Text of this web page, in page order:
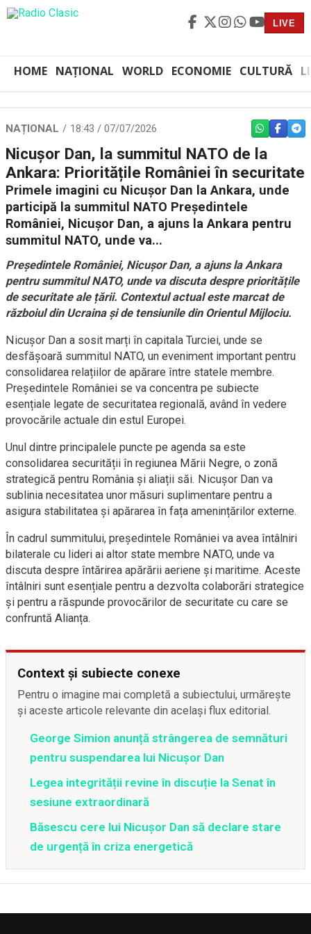
LIVE
HOME NAȚIONAL WORLD ECONOMIE CULTURĂ
NAȚIONAL 18:43 / 07/07/2026 WHATSAPP
Nicușor Dan, la summitul NATO de la
Ankara: Prioritățile României în securitate
Primele imagini cu Nicușor Dan la Ankara, unde
participă la summitul NATO Președintele
României, Nicușor Dan, a ajuns la Ankara pentru
summitul NATO, unde va...
Președintele României, Nicușor Dan, a ajuns la Ankara
pentru summitul NATO, unde va discuta despre prioritățile
de securitate ale țării. Contextul actual este marcat de
războiul din Ucraina și de tensiunile din Orientul Mijlociu.
Nicușor Dan a sosit marți în capitala Turciei, unde se
desfășoară summitul NATO, un eveniment important pentru
consolidarea relațiilor de apărare între statele membre.
Președintele României se va concentra pe subiecte
esențiale legate de securitatea regională, având în vedere
provocările actuale din estul Europei.
Unul dintre principalele puncte pe agenda sa este
consolidarea securității în regiunea Mării Negre, o zonă
strategică pentru România și aliații săi. Nicușor Dan va
sublinia necesitatea unor măsuri suplimentare pentru a
asigura stabilitatea și apărarea în fața amenințărilor externe.
În cadrul summitului, președintele României va avea întâlniri
bilaterale cu lideri ai altor state membre NATO, unde va
discuta despre întărirea apărării aeriene și maritime. Aceste
întâlniri sunt esențiale pentru a dezvolta colaborări strategice
și pentru a răspunde provocărilor de securitate cu care se
confruntă Alianța.
Context și subiecte conexe
Pentru o imagine mai completă a subiectului, urmărește
și aceste articole relevante din același flux editorial.
George Simion anunță strângerea de semnături
pentru suspendarea lui Nicușor Dan
Legea integrității revine în discuție la Senat în
sesiune extraordinară
Băsescu cere lui Nicușor Dan să declare stare
de urgență în criza energetică